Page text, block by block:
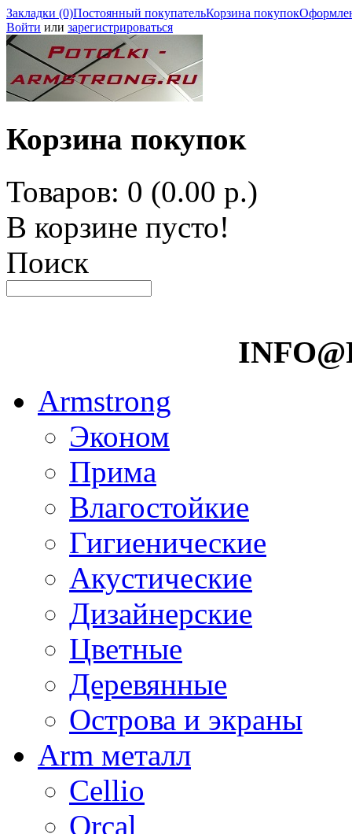
Закладки (0)Постоянный покупательКорзина покупок
Войти или зарегистрироваться
Корзина покупок
Товаров: 0 (0.00 р.)
В корзине пусто!
Поиск
Armstrong
Эконом
Прима
Влагостойкие
Гигиенические
Акустические
Дизайнерские
Цветные
Деревянные
Острова и экраны
Arm металл
Cellio
Orcal